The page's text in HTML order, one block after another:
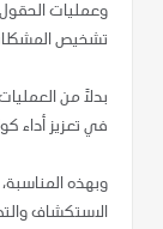
وعمليات
تشخيص المشكلات
بدلاً من
في تعزيز أداء
وبهذه
الاستكشاف